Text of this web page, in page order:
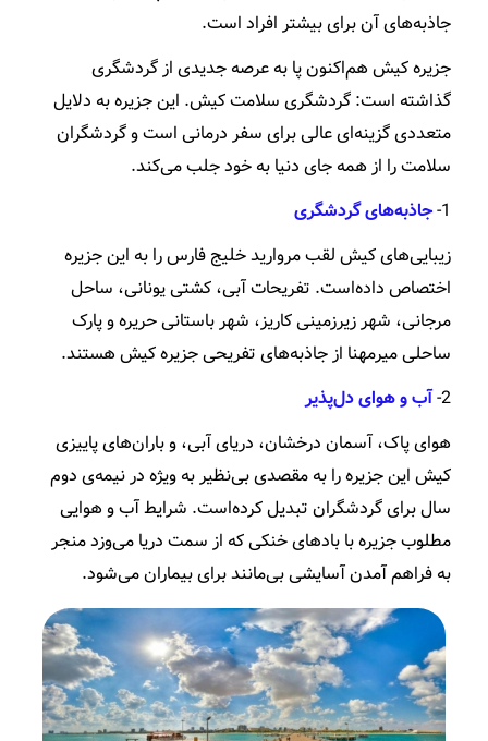
جاذبه‌های آن برای بیشتر افراد است.
جزیره کیش هم‌اکنون پا به عرصه جدیدی از گردشگری
گذاشته است: گردشگری سلامت کیش. این جزیره به دلایل
متعددی گزینه‌ای عالی برای سفر درمانی است و گردشگران
سلامت را از همه جای دنیا به خود جلب می‌کند.
1- جاذبه‌های گردشگری
زیبایی‌های کیش لقب مروارید خلیج فارس را به این جزیره
اختصاص داده‌است. تفریحات آبی، کشتی یونانی، ساحل
مرجانی، شهر زیرزمینی کاریز، شهر باستانی حریره و پارک
ساحلی میرمهنا از جاذبه‌های تفریحی جزیره کیش هستند.
2-آب ‌و هوای دل‌پذیر
هوای پاک، آسمان درخشان، دریای آبی، و باران‌های پاییزی
کیش این جزیره را به مقصدی بی‌نظیر به ویژه در نیمه‌ی دوم
سال برای گردشگران تبدیل کرده‌است. شرایط آب و هوایی
مطلوب جزیره با بادهای خنکی که از سمت دریا می‌وزد منجر
به فراهم آمدن آسایشی بی‌مانند برای بیماران می‌شود.